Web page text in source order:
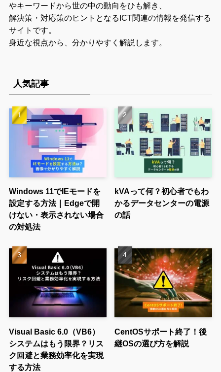
やキーワードから世の中の動向をひも解き、
解決策・対応策のヒントとなるICT関連の情報を発信する
サイトです。
身近な視点から、分かりやすく解説します。
人気記事
Windows 11でIEモードを
設定する方法｜Edgeで開
けない・表示されない場合
の対処法
kVAって何？初心者でもわ
かるデータセンターの電源
の話
Visual Basic 6.0（VB6）
システムはもう限界？リス
ク回避と業務効率化を実現
する方法
CentOSサポート終了！後
継OSの選び方を解説